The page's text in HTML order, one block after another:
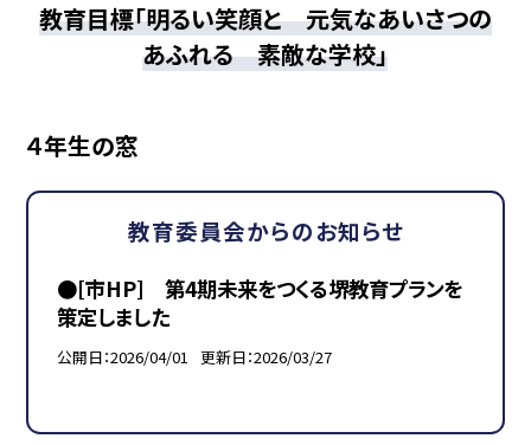
教育目標「明るい笑顔と 元気なあいさつの
あふれる 素敵な学校」
４年生の窓
教育委員会からのお知らせ
●[市HP] 第4期未来をつくる堺教育プランを
策定しました
公開日 2026/04/01 更新日 2026/03/27